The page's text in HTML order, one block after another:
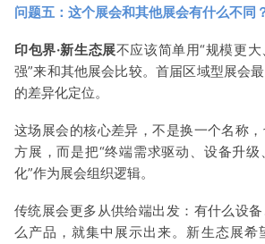
问题五：这个展会和其他展会有什么不同
印包界·新生态展不应该简单用“规模更
强”来和其他展会比较。首届区域型展会
的差异化定位。
这场展会的核心差异，不是换一个名称
方展，而是把“终端需求驱动、设备升
化”作为展会组织逻辑。
传统展会更多从供给端出发：有什么设
么产品，就集中展示出来。新生态展希